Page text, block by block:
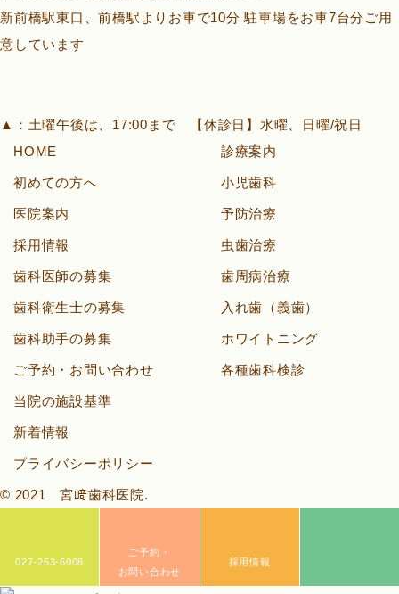
新前橋駅東口、前橋駅よりお車で10分 駐車場をお車7台分ご用
意しています
▲ ：土曜午後は、17:00まで 【休診日】水曜、日曜/祝日
HOME
初めての方へ
医院案内
採用情報
歯科医師の募集
歯科衛生士の募集
歯科助手の募集
ご予約・お問い合わせ
当院の施設基準
新着情報
プライバシーポリシー
診療案内
小児歯科
予防治療
虫歯治療
歯周病治療
入れ歯（義歯）
ホワイトニング
各種歯科検診
© 2021 宮﨑歯科医院.
027-253-6008
ご予約・
お問い合わせ
採用情報